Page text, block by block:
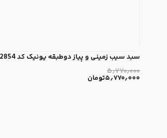
سبد سیب زمینی و پیاز دوطبقه یونیک کد 2854
۵٫۷۷۰٫۰۰۰
۵٫۷۷۰٫۰۰۰تومان